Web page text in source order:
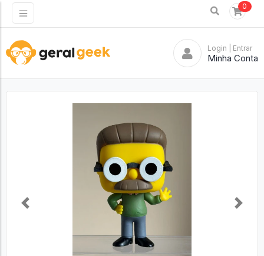
0
Login | Entrar
Minha Conta
Previous Next